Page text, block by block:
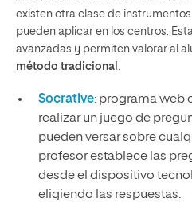
existen otra clase de
pueden aplicar en los centros.
avanzadas y permiten valorar al
método tradicional
Socrative: programa web
realizar un juego de
pueden versar sobre
profesor establece las
desde el dispositivo
eligiendo las respuestas.